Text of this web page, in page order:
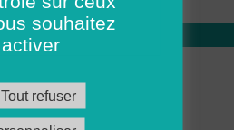
sommes nous
ADMR
souhaitez
activer
Tout refuser